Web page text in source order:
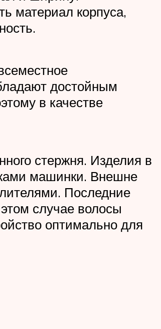
материал корпуса,
достойным
в качестве
стержня. Изделия в
машинки. Внешне
Последние
случае волосы
оптимально для